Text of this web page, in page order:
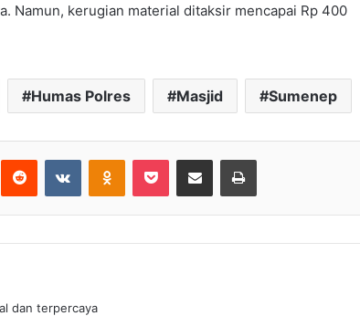
Namun, kerugian material ditaksir mencapai Rp 400
Humas Polres Masjid Sumenep
Reddit VKontakteOdnoklassniki
Pocket Share via Email Print
dan terpercaya